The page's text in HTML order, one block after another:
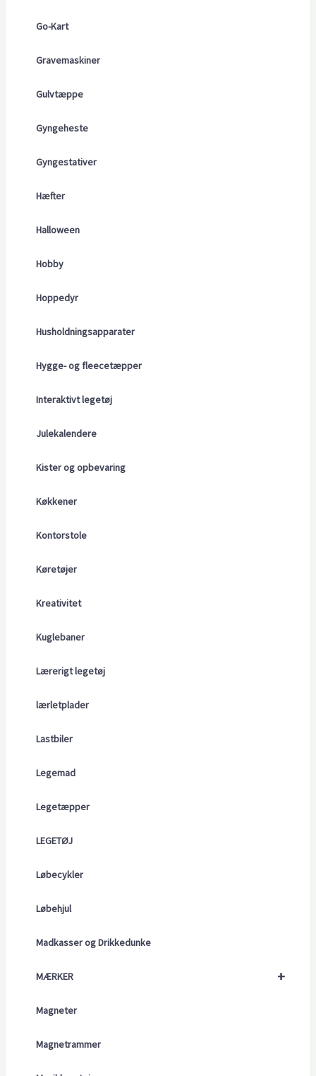
Go-Kart
Gravemaskiner
Gulvtæppe
Gyngeheste
Gyngestativer
Hæfter
Halloween
Hobby
Hoppedyr
Husholdningsapparater
Hygge- og fleecetæpper
Interaktivt legetøj
Julekalendere
Kister og opbevaring
Køkkener
Kontorstole
Køretøjer
Kreativitet
Kuglebaner
Lærerigt legetøj
lærletplader
Lastbiler
Legemad
Legetæpper
LEGETØJ
Løbecykler
Løbehjul
Madkasser og Drikkedunke
+
MÆRKER
Magneter
Magnetrammer